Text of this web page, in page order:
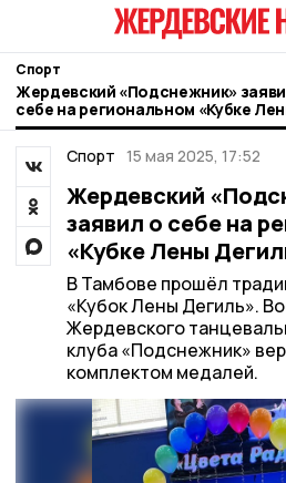
Спорт
Жердевский «Подснежник»
себе на региональном «Кубке
Дегиль»
Спорт 15 мая 2025, 17:52
Жердевский
заявил о себе на
«Кубке Лены
В Тамбове прошёл
«Кубок Лены Дегиль».
Жердевского
клуба «Подснежник»
комплектом медалей.